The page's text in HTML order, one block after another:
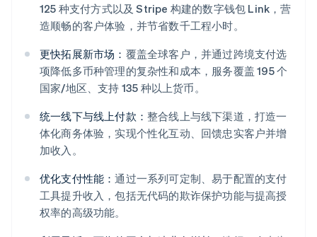
125 种支付方式以及 Stripe 构建的数字钱包 Link，营
造顺畅的客户体验，并节省数千工程小时。
更快拓展新市场： 覆盖全球客户，并通过跨境支付选
项降低多币种管理的复杂性和成本，服务覆盖 195 个
国家/地区、支持 135 种以上货币。
统一线下与线上付款： 整合线上与线下渠道，打造一
体化商务体验，实现个性化互动、回馈忠实客户并增
加收入。
优化支付性能：通过一系列可定制、易于配置的支付
工具提升收入，包括无代码的欺诈保护功能与提高授
权率的高级功能。
English
爱尔兰
English